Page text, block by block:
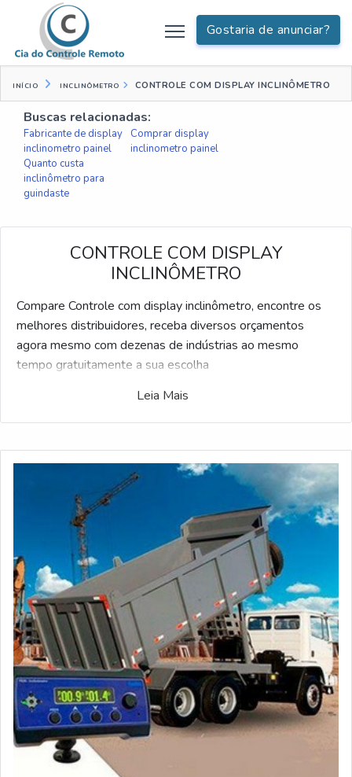
Gostaria de anunciar?
INÍCIO INCLINÔMETRO CONTROLE COM DISPLAY INCLINÔMETRO
Buscas relacionadas:
Fabricante de display
inclinometro painel
Comprar display
inclinometro painel
Quanto custa
inclinômetro para
guindaste
CONTROLE COM DISPLAY
INCLINÔMETRO
Compare Controle com display inclinômetro, encontre os
melhores distribuidores, receba diversos orçamentos
agora mesmo com dezenas de indústrias ao mesmo
tempo gratuitamente a sua escolha
Pensando no comprador, o portal do Soluções Industriais
com display inclinômetro e gostaria de mais informações
sobre a empresa selecione uma das empresas listados
Leia Mais